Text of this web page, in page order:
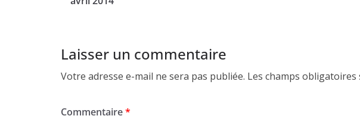
Laisser un commentaire
Votre adresse e-mail ne sera pas publiée. Les champs obligatoires
Commentaire*